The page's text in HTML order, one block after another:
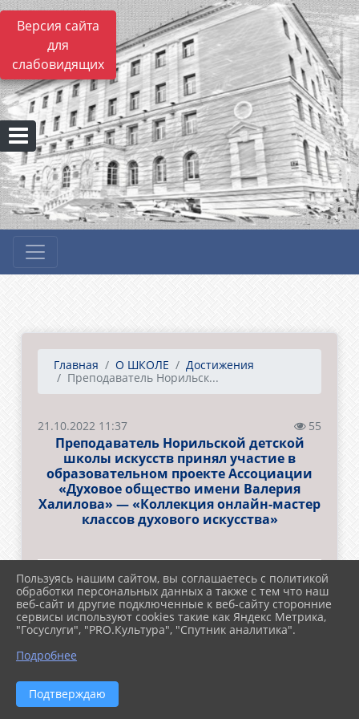
Версия сайта
для
слабовидящих
Главная О ШКОЛЕ
Достижения
Преподаватель Норильск...
21.10.2022 11:37 55
Преподаватель Норильской детской
школы искусств принял участие в
образовательном проекте Ассоциации
«Духовое общество имени Валерия
Халилова» — «Коллекция онлайн-мастер
классов духового искусства»
Пользуясь нашим сайтом, вы соглашаетесь с политикой
обработки персональных данных а также с тем что наш
веб-сайт и другие подключенные к веб-сайту сторонние
сервисы используют cookies такие как Яндекс Метрика,
"Госуслуги", "PRO.Культура", "Спутник аналитика".
Подробнее
Подтверждаю